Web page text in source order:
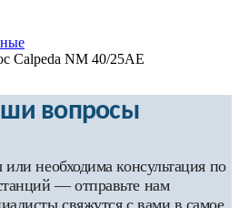
Calpeda NM 40/25AE
вопросы
необходима консультация по
— отправьте нам
свяжутся с вами в самое